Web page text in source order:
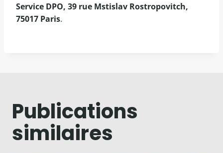
Service DPO, 39 rue Mstislav Rostropovitch,
75017 Paris.
Publications
similaires